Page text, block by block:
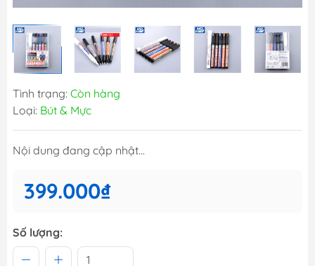
Tình trạng: Còn hàng
Loại: Bút & Mực
Nội dung đang cập nhật...
399.000₫
Số lượng: